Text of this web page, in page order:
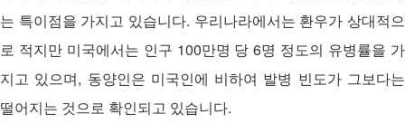
는 특이점을 가지고 있습니다. 우리나라에서는 환우가 상대적으
로 적지만 미국에서는 인구 100만명 당 6명 정도의 유병률을 가
지고 있으며, 동양인은 미국인에 비하여 발병 빈도가 그보다는
떨어지는 것으로 확인되고 있습니다.